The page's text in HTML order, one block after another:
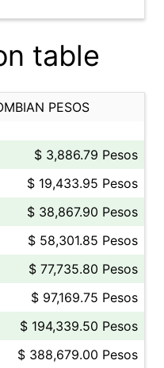
table
PESOS
$ 3,886.79 Pesos
$ 19,433.95 Pesos
$ 38,867.90 Pesos
$ 58,301.85 Pesos
$ 77,735.80 Pesos
$ 97,169.75 Pesos
$ 194,339.50 Pesos
$ 388,679.00 Pesos